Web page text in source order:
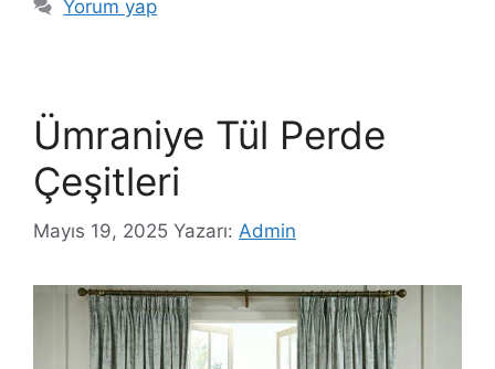
Yorum yap
Ümraniye Tül Perde
Çeşitleri
Mayıs 19, 2025 Yazarı: Admin